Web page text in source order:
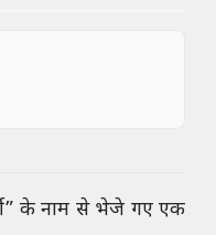
के नाम से भेजे गए एक